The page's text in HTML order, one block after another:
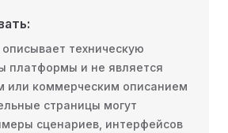
техническую
платформы и не является
или коммерческим описанием
страницы могут
сценариев, интерфейсов